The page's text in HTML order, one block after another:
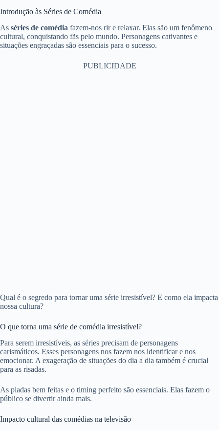
Introdução às Séries de Comédia
As séries de comédia fazem-nos rir e relaxar. Elas são um fenômeno
cultural, conquistando fãs pelo mundo. Personagens cativantes e
situações engraçadas são essenciais para o sucesso.
PUBLICIDADE
Qual é o segredo para tornar uma série irresistível? E como ela impacta
nossa cultura?
O que torna uma série de comédia irresistível?
Para serem irresistíveis, as séries precisam de personagens
carismáticos. Esses personagens nos fazem nos identificar e nos
emocionar. A exageração de situações do dia a dia também é crucial
para as risadas.
As piadas bem feitas e o timing perfeito são essenciais. Elas fazem o
público se divertir ainda mais.
Impacto cultural das comédias na televisão